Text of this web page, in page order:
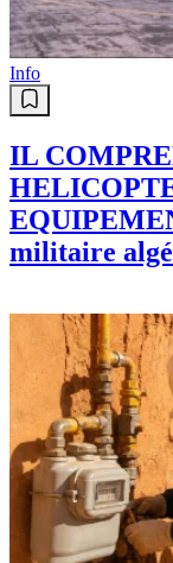
Info
IL
militaire